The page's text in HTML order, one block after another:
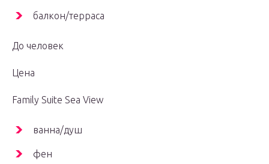
балкон/терраса
До человек
Цена
Family Suite Sea View
ванна/душ
фен